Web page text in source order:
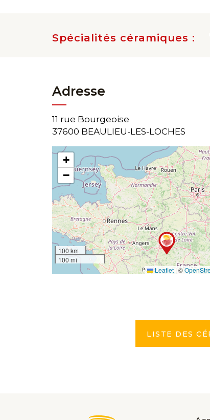
Spécialités céramiques :
Adresse
11 rue Bourgeoise
37600 BEAULIEU-LES-LOCHES
+
−
100 km
100 mi
Leaflet | ©
LISTE DES